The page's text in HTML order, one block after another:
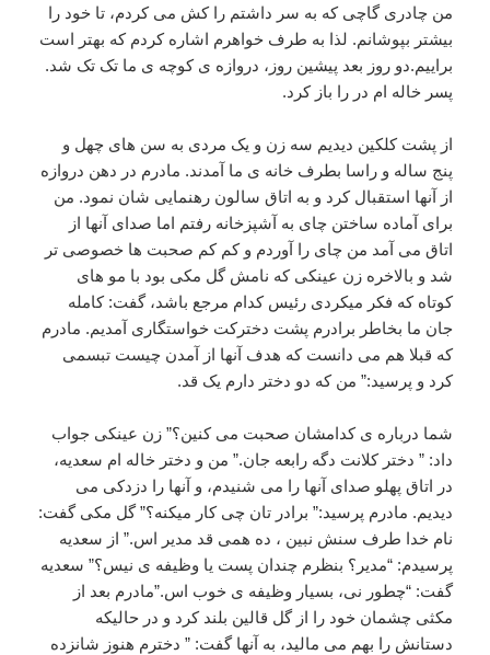
من چادری گاچی که به سر داشتم را کش می کردم، تا خود را
بیشتر بپوشانم. لذا به طرف خواهرم اشاره کردم که بهتر است
براییم.دو روز بعد پیشین روز، دروازه ی کوچه ی ما تک تک شد.
پسر خاله ام در را باز کرد.
از پشت کلکین دیدیم سه زن و یک مردی به سن های چهل و
پنج ساله و راسا بطرف خانه ی ما آمدند. مادرم در دهن دروازه
از آنها استقبال کرد و به اتاق سالون رهنمایی شان نمود. من
برای آماده ساختن چای به آشپزخانه رفتم اما صدای آنها از
اتاق می آمد من چای را آوردم و کم کم صحبت ها خصوصی تر
شد و بالاخره زن عینکی که نامش گل مکی بود با مو های
کوتاه که فکر میکردی رئیس کدام مرجع باشد، گفت: کامله
جان ما بخاطر برادرم پشت دخترکت خواستگاری آمدیم. مادرم
که قبلا هم می دانست که هدف آنها از آمدن چیست تبسمی
کرد و پرسید:” من که دو دختر دارم یک قد.
شما درباره ی کدامشان صحبت می کنین؟” زن عینکی جواب
داد: ” دختر کلانت دگه رابعه جان.” من و دختر خاله ام سعدیه،
در اتاق پهلو صدای آنها را می شنیدم، و آنها را دزدکی می
دیدیم. مادرم پرسید:” برادر تان چی کار میکنه؟” گل مکی گفت:
نام خدا طرف سنش نبین ، ده همی قد مدیر اس.” از سعدیه
پرسیدم: “مدیر؟ بنظرم چندان پست یا وظیفه ی نیس؟” سعدیه
گفت: “چطور نی، بسیار وظیفه ی خوب اس.”مادرم بعد از
مکثی چشمان خود را از گل قالین بلند کرد و در حالیکه
دستانش را بهم می مالید، به آنها گفت: ” دخترم هنوز شانزده